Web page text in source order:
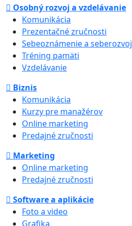
Osobný rozvoj a vzdelávanie
Komunikácia
Prezentačné zručnosti
Sebeoznámenie a seberozvoj
Tréning pamäti
Vzdelávanie
Biznis
Komunikácia
Kurzy pre manažérov
Online marketing
Predajné zručnosti
Marketing
Online marketing
Predajné zručnosti
Software a aplikácie
Foto a video
Grafika